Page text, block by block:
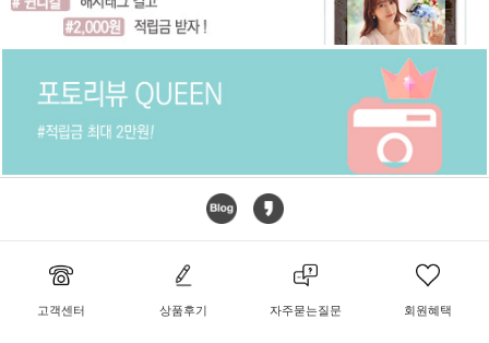
고객센터 상품후기 자주묻는질문 회원혜택